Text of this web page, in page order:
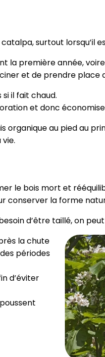
surtout lorsqu’il
la première année,
et de prendre place
il fait chaud.
et donc
organique au pied au
le bois mort et
conserver la forme
d’être taillé, on
la chute
périodes
d’éviter